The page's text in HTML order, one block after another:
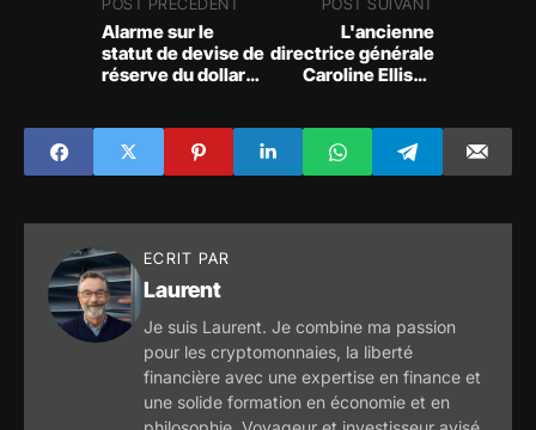
Alarme sur le
statut de devise de
réserve du dollar
concurrence de la
BRICS
L'ancienne
directrice générale
Caroline Ellison
Research
ECRIT PAR
Laurent
Je suis Laurent. Je combine ma passion
pour les cryptomonnaies, la liberté
financière avec une expertise en finance et
une solide formation en économie et en